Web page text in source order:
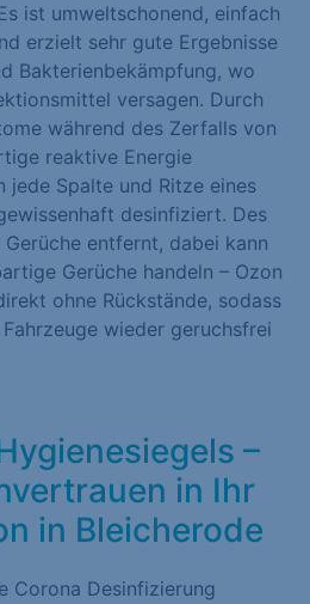
ist umweltschonend, einfach
erzielt sehr gute Ergebnisse
Bakterienbekämpfung, wo
versagen. Durch
während des Zerfalls von
reaktive Energie
Spalte und Ritze eines
desinfiziert. Des
entfernt, dabei kann
Gerüche handeln – Ozon
ohne Rückstände, sodass
wieder geruchsfrei
–
in Ihr
in Bleicherode
Corona Desinfizierung
und Social-Media-Plattformen
Wenn Cookies von externen
bedarf der Zugriff auf diese Inhalte
anzeigen
Impressum